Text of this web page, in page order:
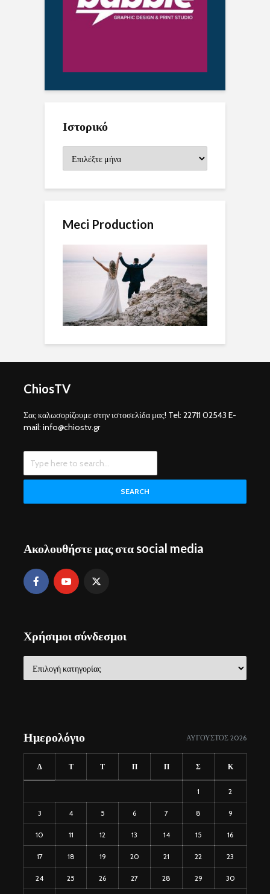
Ιστορικό
Meci Production
ChiosTV
Σας καλωσορίζουμε στην ιστοσελίδα μας! Tel: 22711 02543 E-
mail: info@chiostv.gr
SEARCH
Ακολουθήστε μας στα social media
Χρήσιμοι σύνδεσμοι
σύνδεσμοι
Ημερολόγιο ΑΎΓΟΥΣΤΟΣ 2026
Δ Τ Τ Π Π Σ Κ
1 2
3 4 5 6 7 8 9
10 11 12 13 14 15 16
17 18 19 20 21 22 23
24 25 26 27 28 29 30